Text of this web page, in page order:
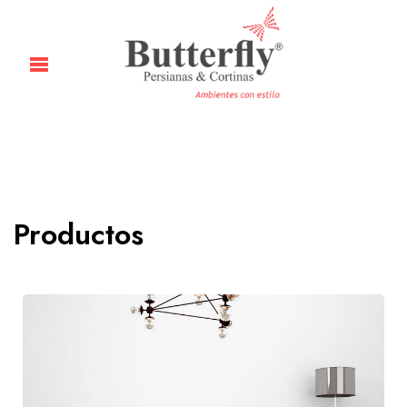
Productos